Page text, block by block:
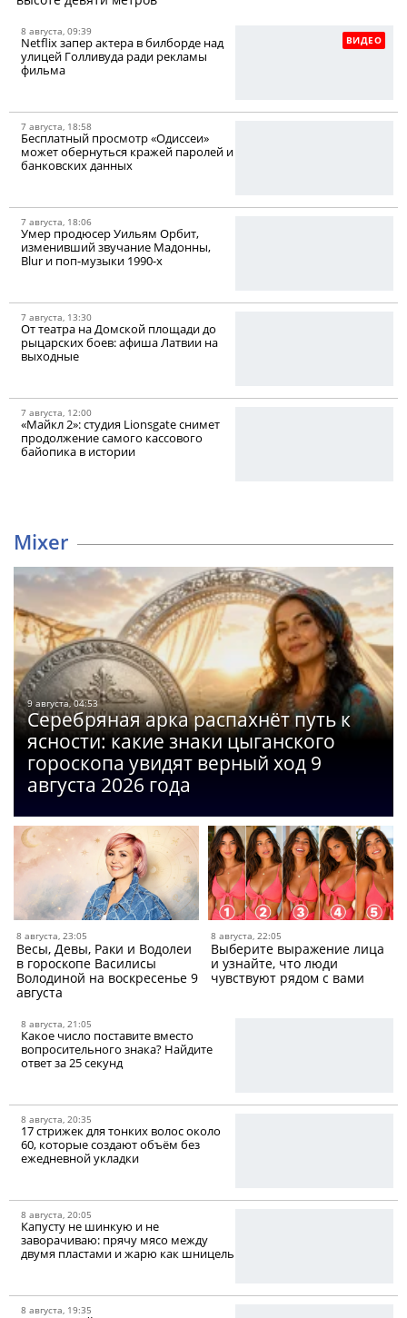
ВИДЕО
8 августа, 09:39
Netflix запер актера в билборде над
улицей Голливуда ради рекламы
фильма
7 августа, 18:58
Бесплатный просмотр «Одиссеи»
может обернуться кражей паролей и
банковских данных
7 августа, 18:06
Умер продюсер Уильям Орбит,
изменивший звучание Мадонны,
Blur и поп-музыки 1990-х
7 августа, 13:30
От театра на Домской площади до
рыцарских боев: афиша Латвии на
выходные
7 августа, 12:00
«Майкл 2»: студия Lionsgate снимет
продолжение самого кассового
байопика в истории
Mixer
9 августа, 04:53
Серебряная арка распахнёт путь к
ясности: какие знаки цыганского
гороскопа увидят верный ход 9
августа 2026 года
8 августа, 23:05
Весы, Девы, Раки и Водолеи
в гороскопе Василисы
Володиной на воскресенье 9
августа
8 августа, 22:05
Выберите выражение лица
и узнайте, что люди
чувствуют рядом с вами
8 августа, 21:05
Какое число поставите вместо
вопросительного знака? Найдите
ответ за 25 секунд
8 августа, 20:35
17 стрижек для тонких волос около
60, которые создают объём без
ежедневной укладки
8 августа, 20:05
Капусту не шинкую и не
заворачиваю: прячу мясо между
двумя пластами и жарю как шницель
8 августа, 19:35